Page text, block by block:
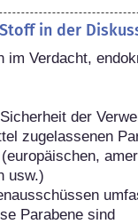
in der
im Verdacht,
der
zugelassenen
usw.)
Parabene sind